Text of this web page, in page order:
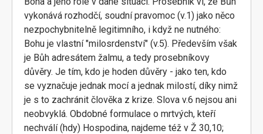
vykonává rozhodčí, soudní pravomoc (v.1) jako něco
nezpochybnitelně legitimního, i když ne nutného:
Bohu je vlastní "milosrdenství" (v.5). Především však
je Bůh adresátem žalmu, a tedy prosebníkovy
důvěry. Je tím, kdo je hoden důvěry - jako ten, kdo
se vyznačuje jednak mocí a jednak milostí, díky nimž
je s to zachránit člověka z krize. Slova v.6 nejsou ani
neobvyklá. Obdobné formulace o mrtvých, kteří
nechválí (hdy) Hospodina, najdeme též v Ž 30,10;